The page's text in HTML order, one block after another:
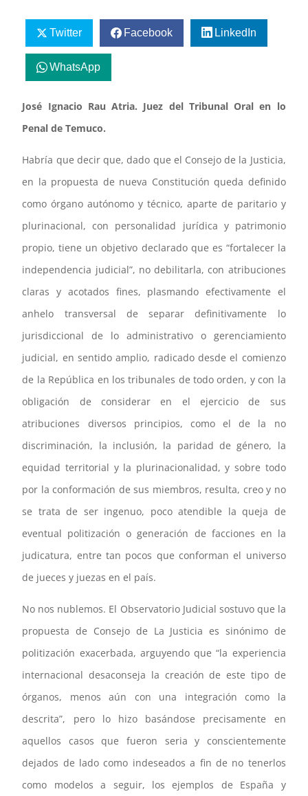
Twitter Facebook LinkedIn
WhatsApp
José Ignacio Rau Atria. Juez del Tribunal Oral en lo
Penal de Temuco.
Habría que decir que, dado que el Consejo de la Justicia,
en la propuesta de nueva Constitución queda definido
como órgano autónomo y técnico, aparte de paritario y
plurinacional, con personalidad jurídica y patrimonio
propio, tiene un objetivo declarado que es “fortalecer la
independencia judicial”, no debilitarla, con atribuciones
claras y acotados fines, plasmando efectivamente el
anhelo transversal de separar definitivamente lo
jurisdiccional de lo administrativo o gerenciamiento
judicial, en sentido amplio, radicado desde el comienzo
de la República en los tribunales de todo orden, y con la
obligación de considerar en el ejercicio de sus
atribuciones diversos principios, como el de la no
discriminación, la inclusión, la paridad de género, la
equidad territorial y la plurinacionalidad, y sobre todo
por la conformación de sus miembros, resulta, creo y no
se trata de ser ingenuo, poco atendible la queja de
eventual politización o generación de facciones en la
judicatura, entre tan pocos que conforman el universo
de jueces y juezas en el país.
No nos nublemos. El Observatorio Judicial sostuvo que la
propuesta de Consejo de La Justicia es sinónimo de
politización exacerbada, arguyendo que “la experiencia
internacional desaconseja la creación de este tipo de
órganos, menos aún con una integración como la
descrita”, pero lo hizo basándose precisamente en
aquellos casos que fueron seria y conscientemente
dejados de lado como indeseados a fin de no tenerlos
como modelos a seguir, los ejemplos de España y